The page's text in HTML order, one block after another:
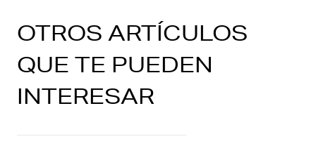
OTROS ARTÍCULOS
QUE TE PUEDEN
INTERESAR